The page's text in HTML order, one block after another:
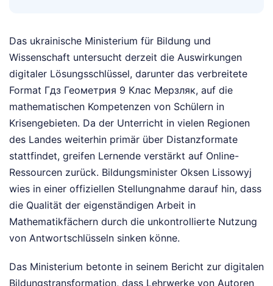
Das ukrainische Ministerium für Bildung und
Wissenschaft untersucht derzeit die Auswirkungen
digitaler Lösungsschlüssel, darunter das verbreitete
Format Гдз Геометрия 9 Клас Мерзляк, auf die
mathematischen Kompetenzen von Schülern in
Krisengebieten. Da der Unterricht in vielen Regionen
des Landes weiterhin primär über Distanzformate
stattfindet, greifen Lernende verstärkt auf Online-
Ressourcen zurück. Bildungsminister Oksen Lissowyj
wies in einer offiziellen Stellungnahme darauf hin, dass
die Qualität der eigenständigen Arbeit in
Mathematikfächern durch die unkontrollierte Nutzung
von Antwortschlüsseln sinken könne.
Das Ministerium betonte in seinem Bericht zur digitalen
Bildungstransformation, dass Lehrwerke von Autoren